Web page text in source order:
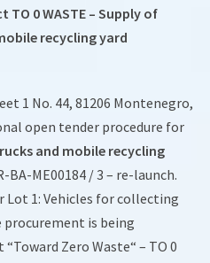
0 WASTE – Supply of
recycling yard
1 No. 44, 81206 Montenegro,
open tender procedure for
and mobile recycling
BA-ME00184 / 3 – re-launch.
Lot 1: Vehicles for collecting
is being
Zero Waste“ – TO 0